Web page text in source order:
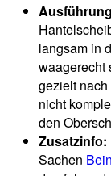
langsam in
waagerecht
gezielt
nicht
den
Zusatzinfo:
Sachen